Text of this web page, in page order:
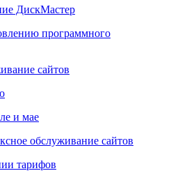
ДискМастер
программного
сайтов
и мае
обслуживание сайтов
тарифов